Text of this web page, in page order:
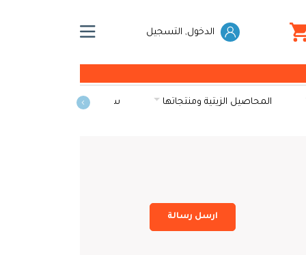
الدخول, التسجيل
المحاصيل الزيتية ومنتجاتها سكريات
ارسل رسالة